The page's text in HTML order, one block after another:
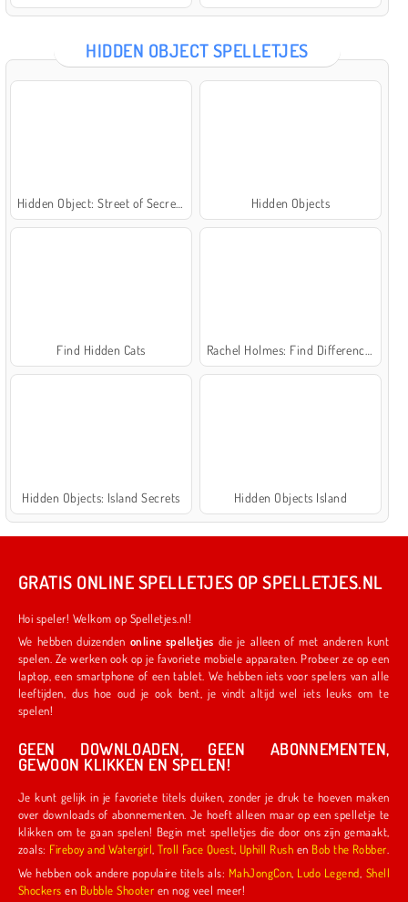
HIDDEN OBJECT SPELLETJES
Hidden Objects
Find Hidden Cats
Hidden Objects: Island Secrets Hidden Objects Island
GRATIS ONLINE SPELLETJES OP SPELLETJES.NL
Hoi speler! Welkom op Spelletjes.nl!
We hebben duizenden online spelletjes die je alleen of met anderen kunt
spelen. Ze werken ook op je favoriete mobiele apparaten. Probeer ze op een
laptop, een smartphone of een tablet. We hebben iets voor spelers van alle
leeftijden, dus hoe oud je ook bent, je vindt altijd wel iets leuks om te
spelen!
GEEN DOWNLOADEN, GEEN ABONNEMENTEN,
GEWOON KLIKKEN EN SPELEN!
Je kunt gelijk in je favoriete titels duiken, zonder je druk te hoeven maken
over downloads of abonnementen. Je hoeft alleen maar op een spelletje te
klikken om te gaan spelen! Begin met spelletjes die door ons zijn gemaakt,
zoals:
Fireboy and Watergirl ,Troll Face Quest Uphill Rush en Bob the Robber
We hebben ook andere populaire titels als: MahJongCon Ludo Legend Shell
Shockers en Bubble Shooter en nog veel meer!